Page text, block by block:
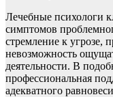
Лечебные психологи
симптомов
стремление к угрозе,
невозможность
деятельности. В
профессиональная
адекватного